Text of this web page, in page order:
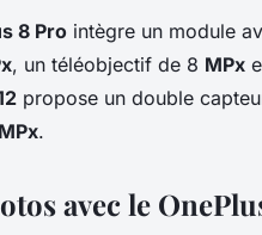
8 Pro intègre un module
, un téléobjectif de 8 MPx
propose un double
MPx.
avec le